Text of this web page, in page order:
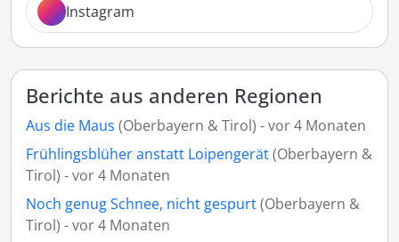
Instagram
Berichte aus anderen Regionen
Aus die Maus (Oberbayern & Tirol) - vor 4 Monaten
Frühlingsblüher anstatt Loipengerät(Oberbayern &
Tirol) - vor 4 Monaten
Noch genug Schnee, nicht gespurt(Oberbayern &
Tirol) - vor 4 Monaten